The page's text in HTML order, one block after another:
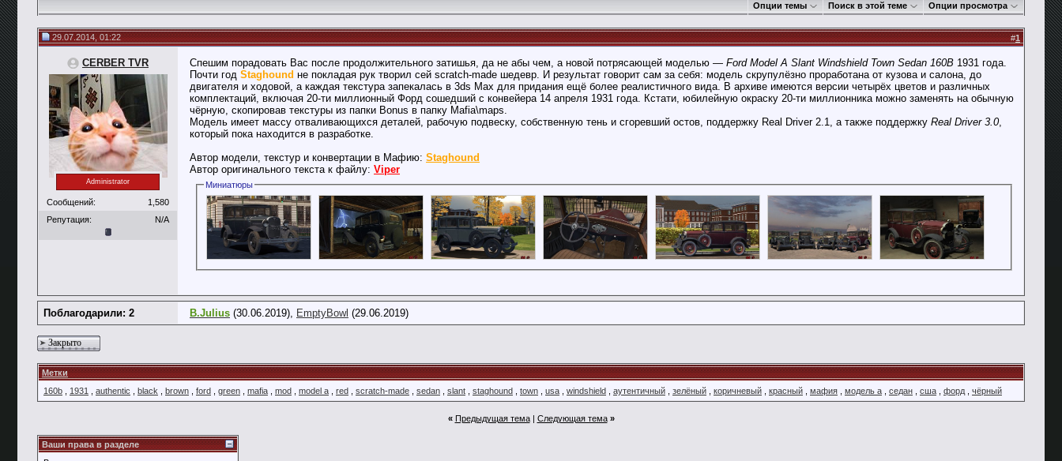
Опции темы Поиск в этой теме Опции просмотра
29.07.2014, 01:22 #1
CERBER TVR
Administrator
Сообщений:
1,580
Репутация:
N/A
Спешим порадовать Вас после продолжительного затишья, да не абы чем, а новой потрясающей моделью — Ford Model A Slant Windshield Town Sedan 160B 1931 года.
Почти год Staghound не покладая рук творил сей scratch-made шедевр. И результат говорит сам за себя: модель скрупулёзно проработана от кузова и салона, до
двигателя и ходовой, а каждая текстура запекалась в 3ds Max для придания ещё более реалистичного вида. В архиве имеются версии четырёх цветов и различных
комплектаций, включая 20-ти миллионный Форд сошедший с конвейера 14 апреля 1931 года. Кстати, юбилейную окраску 20-ти миллионника можно заменять на обычную
чёрную, скопировав текстуры из папки Bonus в папку Mafia\maps.
Модель имеет массу отваливающихся деталей, рабочую подвеску, собственную тень и сгоревший остов, поддержку Real Driver 2.1, а также поддержку Real Driver 3.0,
который пока находится в разработке.
Автор модели, текстур и конвертации в Мафию: Staghound
Автор оригинального текста к файлу: Viper
Миниатюры
Поблагодарили: 2 B.Julius (30.06.2019), EmptyBowl (29.06.2019)
Закрыто
Метки
160b
1931 authentic black brown ford green mafia mod model a red scratch-made sedan slant staghound town usa windshield аутентичный зелёный коричневый красный мафия модель а седан сша форд чёрный
« Предыдущая тема| Следующая тема »
Ваши права в разделе